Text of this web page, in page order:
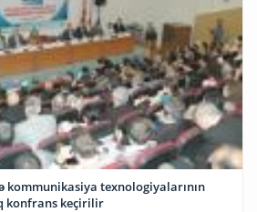
kommunikasiya texnologiyalarının
konfrans keçirilir